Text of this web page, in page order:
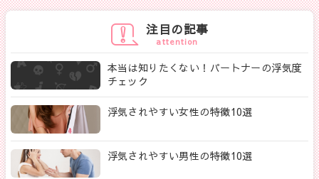
注目の記事
attention
本当は知りたくない！パートナーの浮気度
チェック
浮気されやすい女性の特徴10選
浮気されやすい男性の特徴10選